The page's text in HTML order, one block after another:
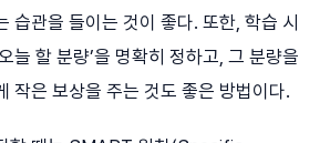
습관을 들이는 것이 좋다. 또한, 학습 시
늘 할 분량’을 명확히 정하고, 그 분량을
작은 보상을 주는 것도 좋은 방법이다.